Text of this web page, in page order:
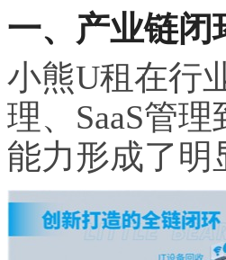
一、产业链闭
小熊U租在行
理、SaaS管
能力形成了明